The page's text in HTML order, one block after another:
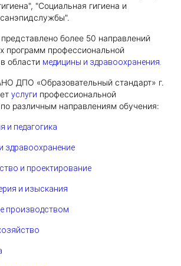
"Социальная гигиена и
более 50 направлений
программ профессиональной
области медицины и здравоохранения.
ДПО «Образовательный стандарт» г.
услуги профессиональной
по различным направлениям обучения:
и педагогика
здравоохранение
и проектирование
и изыскания
производством
на обработку персональных
e-mail рассылку